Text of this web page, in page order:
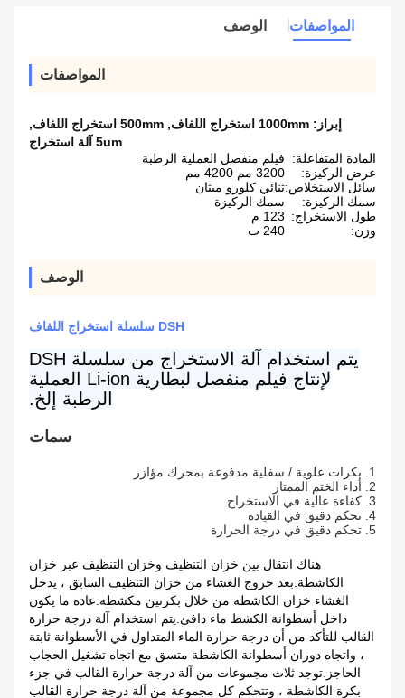
المواصفات الوصف
المواصفات
إبراز: 1000mm استخراج اللفاف , 500mm استخراج اللفاف
,
5um آلة استخراج
المادة المتفاعلة:
فيلم منفصل العملية الرطبة
عرض الركيزة:
3200 مم 4200 مم
سائل الاستخلاص:ثنائي كلورو ميثان
سمك الركيزة:
سمك الركيزة
طول الاستخراج: 123 م
وزن:
240 ت
الوصف
DSH سلسلة استخراج اللفاف
يتم استخدام آلة الاستخراج من سلسلة DSH
لإنتاج فيلم منفصل لبطارية Li-ion العملية
الرطبة إلخ.
سمات
1. بكرات علوية / سفلية مدفوعة بمحرك مؤازر
2. أداء الختم الممتاز
3. كفاءة عالية في الاستخراج
4. تحكم دقيق في القيادة
5. تحكم دقيق في درجة الحرارة
هناك انتقال بين خزان التنظيف وخزان التنظيف عبر خزان
الكاشطة.بعد خروج الغشاء من خزان التنظيف السابق ، يدخل
الغشاء خزان الكاشطة من خلال بكرتين مكشطة.عادة ما يكون
داخل أسطوانة الكشط ماء دافئ.يتم استخدام آلة درجة حرارة
القالب للتأكد من أن درجة حرارة الماء المتداول في الأسطوانة ثابتة
، واتجاه دوران أسطوانة الكاشطة متسق مع اتجاه تشغيل الحجاب
الحاجز.توجد ثلاث مجموعات من آلة درجة حرارة القالب في جزء
بكرة الكاشطة ، وتتحكم كل مجموعة من آلة درجة حرارة القالب